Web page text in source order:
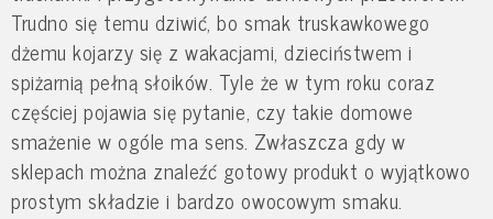
Trudno się temu dziwić, bo smak truskawkowego
dżemu kojarzy się z wakacjami, dzieciństwem i
spiżarnią pełną słoików. Tyle że w tym roku coraz
częściej pojawia się pytanie, czy takie domowe
smażenie w ogóle ma sens. Zwłaszcza gdy w
sklepach można znaleźć gotowy produkt o wyjątkowo
prostym składzie i bardzo owocowym smaku.